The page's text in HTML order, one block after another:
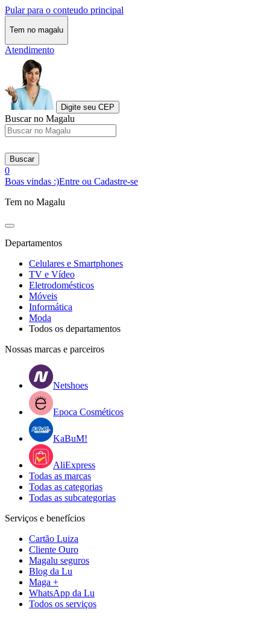
Pular para o conteudo principal
Tem no magalu
Atendimento
Digite seu CEP
Buscar no Magalu
Buscar
0
Boas vindas :)Entre ou Cadastre-se
Tem no Magalu
Departamentos
Celulares e Smartphones
TV e Vídeo
Eletrodomésticos
Móveis
Informática
Moda
Todos os departamentos
Nossas marcas e parceiros
Netshoes
Epoca Cosméticos
KaBuM!
AliExpress
Todas as marcas
Todas as categorias
Todas as subcategorias
Serviços e benefícios
Cartão Luiza
Cliente Ouro
Magalu seguros
Blog da Lu
Maga +
WhatsApp da Lu
Todos os serviços